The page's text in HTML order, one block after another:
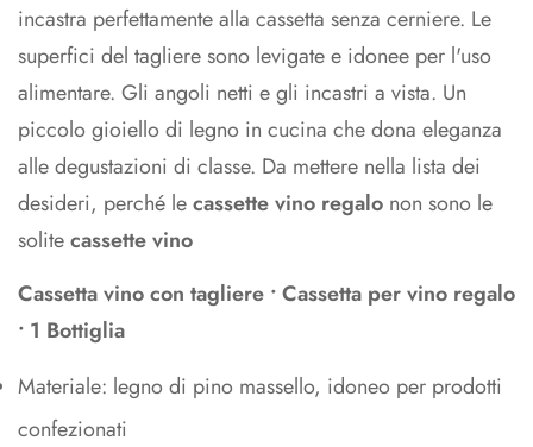
incastra perfettamente alla cassetta senza cerniere. Le
superfici del tagliere sono levigate e idonee per l'uso
alimentare. Gli angoli netti e gli incastri a vista. Un
piccolo gioiello di legno in cucina che dona eleganza
alle degustazioni di classe. Da mettere nella lista dei
desideri, perché lecassette vino regalo non sono le
solitecassette vino
Cassetta vino con tagliere • Cassetta per vino regalo
• 1 Bottiglia
Materiale: legno di pino massello, idoneo per prodotti
confezionati